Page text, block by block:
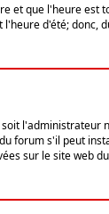
et que l'heure
d'été;
forum s'il peut
sur le site web